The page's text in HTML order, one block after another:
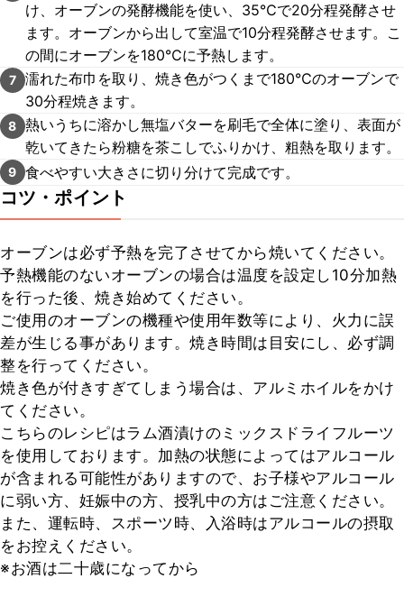
け、オーブンの発酵機能を使い、35℃で20分程発酵させ
ます。オーブンから出して室温で10分程発酵させます。こ
の間にオーブンを180℃に予熱します。
7 濡れた布巾を取り、焼き色がつくまで180℃のオーブンで
30分程焼きます。
8 熱いうちに溶かし無塩バターを刷毛で全体に塗り、表面が
乾いてきたら粉糖を茶こしでふりかけ、粗熱を取ります。
9 食べやすい大きさに切り分けて完成です。
コツ・ポイント
オーブンは必ず予熱を完了させてから焼いてください。
予熱機能のないオーブンの場合は温度を設定し10分加熱
を行った後、焼き始めてください。
ご使用のオーブンの機種や使用年数等により、火力に誤
差が生じる事があります。焼き時間は目安にし、必ず調
整を行ってください。
焼き色が付きすぎてしまう場合は、アルミホイルをかけ
てください。
こちらのレシピはラム酒漬けのミックスドライフルーツ
を使用しております。加熱の状態によってはアルコール
が含まれる可能性がありますので、お子様やアルコール
に弱い方、妊娠中の方、授乳中の方はご注意ください。
また、運転時、スポーツ時、入浴時はアルコールの摂取
をお控えください。
※お酒は二十歳になってから